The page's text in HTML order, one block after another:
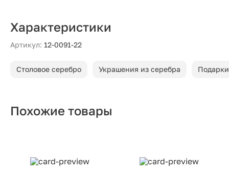
Характеристики
Артикул: 12-0091-22
Столовое серебро Украшения из серебра
Похожие товары